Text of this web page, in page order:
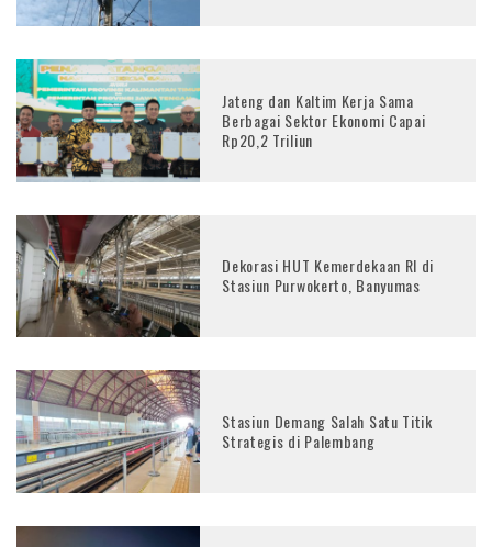
Jateng dan Kaltim Kerja Sama
Berbagai Sektor Ekonomi Capai
Rp20,2 Triliun
Dekorasi HUT Kemerdekaan RI di
Stasiun Purwokerto, Banyumas
Stasiun Demang Salah Satu Titik
Strategis di Palembang